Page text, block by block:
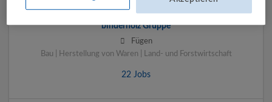
binderholz Gruppe
Fügen
Bau | Herstellung von Waren | Land- und Forstwirtschaft
22 Jobs